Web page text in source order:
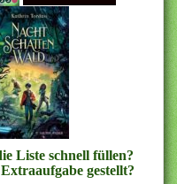
Liste schnell füllen?
gestellt?